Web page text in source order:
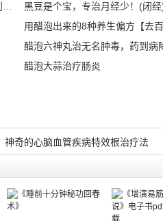
黑豆是个宝，专治月经少！(闭经
用醋泡出来的8种养生偏方【去百
醋泡六神丸治无名肿毒，药到病
醋泡大蒜治疗肠炎
神奇的心脑血管疾病特效根治疗法